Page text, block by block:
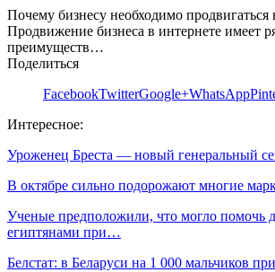
Почему бизнесу необходимо продвигаться
Продвижение бизнеса в интернете имеет
преимуществ…
Поделиться
FacebookTwitterGoogle+WhatsApp
Интересное:
Уроженец Бреста — новый генеральный
В октябре сильно подорожают многие
Ученые предположили, что могло помочь
египтянами при…
Белстат: в Беларуси на 1 000 мальчиков